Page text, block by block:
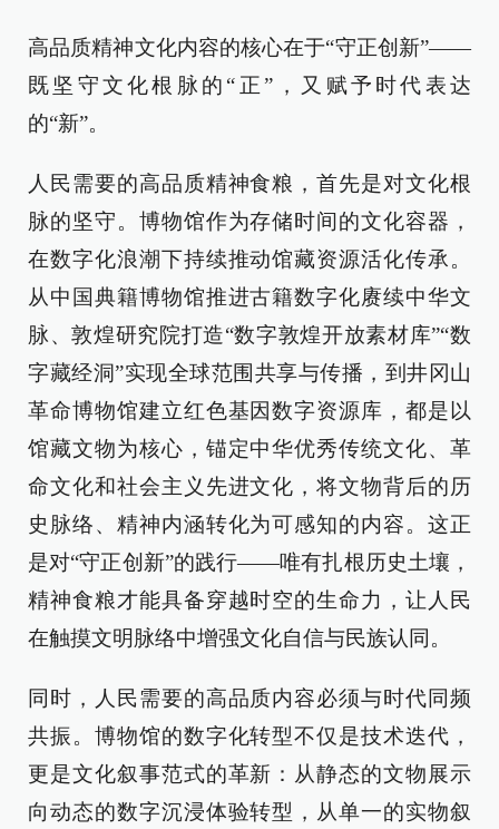
高品质精神文化内容的核心在于“守正创新”——
既坚守文化根脉的“正”，又赋予时代表达
的“新”。
人民需要的高品质精神食粮，首先是对文化根
脉的坚守。博物馆作为存储时间的文化容器，
在数字化浪潮下持续推动馆藏资源活化传承。
从中国典籍博物馆推进古籍数字化赓续中华文
脉、敦煌研究院打造“数字敦煌开放素材库”“数
字藏经洞”实现全球范围共享与传播，到井冈山
革命博物馆建立红色基因数字资源库，都是以
馆藏文物为核心，锚定中华优秀传统文化、革
命文化和社会主义先进文化，将文物背后的历
史脉络、精神内涵转化为可感知的内容。这正
是对“守正创新”的践行——唯有扎根历史土壤，
精神食粮才能具备穿越时空的生命力，让人民
在触摸文明脉络中增强文化自信与民族认同。
同时，人民需要的高品质内容必须与时代同频
共振。博物馆的数字化转型不仅是技术迭代，
更是文化叙事范式的革新：从静态的文物展示
向动态的数字沉浸体验转型，从单一的实物叙